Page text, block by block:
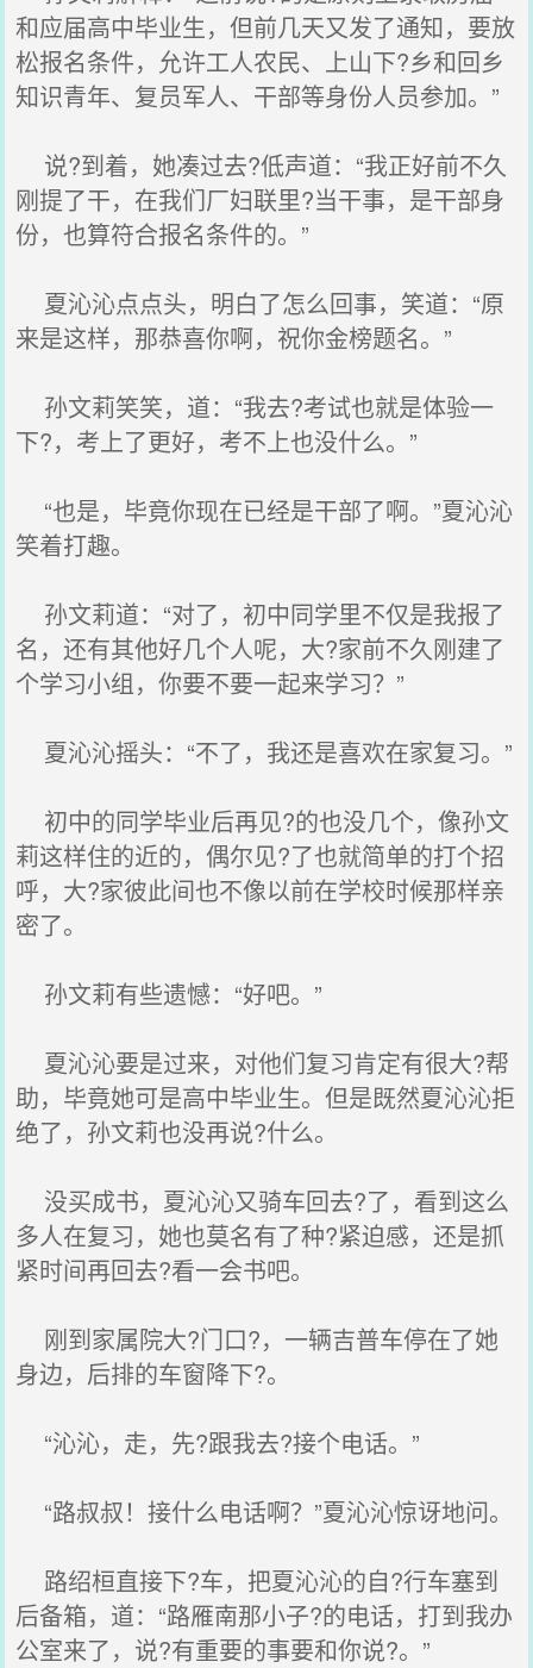
和应届高中毕业生，但前几天又发了通知，要放
松报名条件，允许工人农民、上山下?乡和回乡
知识青年、复员军人、干部等身份人员参加。”
说?到着，她凑过去?低声道：“我正好前不久
刚提了干，在我们厂妇联里?当干事，是干部身
份，也算符合报名条件的。”
夏沁沁点点头，明白了怎么回事，笑道：“原
来是这样，那恭喜你啊，祝你金榜题名。”
孙文莉笑笑，道：“我去?考试也就是体验一
下?，考上了更好，考不上也没什么。”
“也是，毕竟你现在已经是干部了啊。”夏沁沁
笑着打趣。
孙文莉道：“对了，初中同学里不仅是我报了
名，还有其他好几个人呢，大?家前不久刚建了
个学习小组，你要不要一起来学习？”
夏沁沁摇头：“不了，我还是喜欢在家复习。”
初中的同学毕业后再见?的也没几个，像孙文
莉这样住的近的，偶尔见?了也就简单的打个招
呼，大?家彼此间也不像以前在学校时候那样亲
密了。
孙文莉有些遗憾：“好吧。”
夏沁沁要是过来，对他们复习肯定有很大?帮
助，毕竟她可是高中毕业生。但是既然夏沁沁拒
绝了，孙文莉也没再说?什么。
没买成书，夏沁沁又骑车回去?了，看到这么
多人在复习，她也莫名有了种?紧迫感，还是抓
紧时间再回去?看一会书吧。
刚到家属院大?门口?，一辆吉普车停在了她
身边，后排的车窗降下?。
“沁沁，走，先?跟我去?接个电话。”
“路叔叔！接什么电话啊？”夏沁沁惊讶地问。
路绍桓直接下?车，把夏沁沁的自?行车塞到
后备箱，道：“路雁南那小子?的电话，打到我办
公室来了，说?有重要的事要和你说?。”